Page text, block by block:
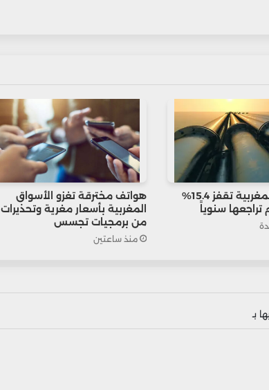
واردات الغاز المغربية تقفز 15.4%
تراجعها سنوياً
هواتف مخترقة تغزو الأسواق
المغربية بأسعار مغرية وتحذيرات
من برمجيات تجسس
منذ ساعتين
بـ